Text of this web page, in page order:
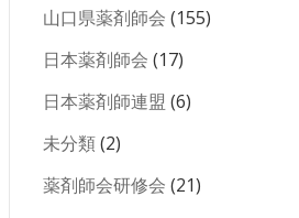
山口県薬剤師会 (155)
日本薬剤師会 (17)
日本薬剤師連盟 (6)
未分類(2)
薬剤師会研修会 (21)